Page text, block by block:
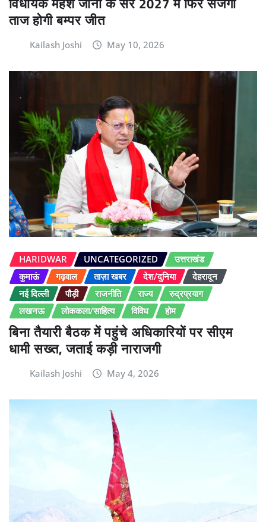
ताज होगी बम्पर जीत
Kailash Joshi May 10, 2026
HARIDWAR UNCATEGORIZED
उत्तराखंड
कुमाऊं
गढ़वाल ताज़ा खबर देश/दुनिया
देहरादून
नई दिल्ली
पौड़ी राजनीति राज्य
रुद्रप्रयाग
लखनऊ
लोककला/साहित्य विविध होम
बिना तैयारी बैठक में पहुंचे अधिकारियों पर सीएम
धामी सख्त, जताई कड़ी नाराजगी
Kailash Joshi May 4, 2026